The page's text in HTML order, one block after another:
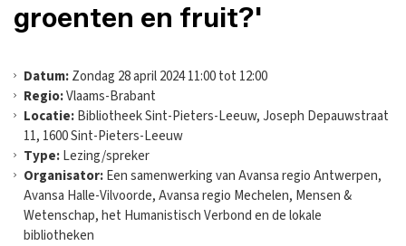
groenten en fruit?'
Datum:Zondag 28 april 2024 11:00 tot 12:00
Regio:Vlaams-Brabant
Locatie:Bibliotheek Sint-Pieters-Leeuw, Joseph Depauwstraat
11, 1600 Sint-Pieters-Leeuw
Type:Lezing/spreker
Organisator:Een samenwerking van Avansa regio Antwerpen,
Avansa Halle-Vilvoorde, Avansa regio Mechelen, Mensen &
Wetenschap, het Humanistisch Verbond en de lokale
bibliotheken